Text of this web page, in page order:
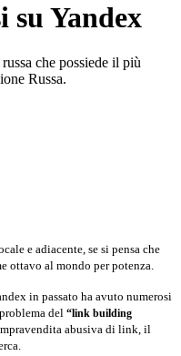
su Yandex
che possiede il più
Russa.
e adiacente, se si pensa che
ottavo al mondo per potenza.
in passato ha avuto numerosi
del “link building
abusiva di link, il